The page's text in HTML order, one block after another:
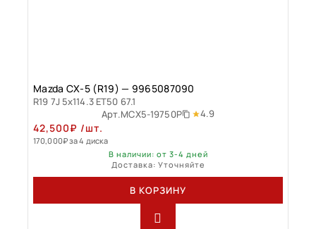
Mazda CX-5 (R19) — 9965087090
R19 7J 5x114.3 ET50 67.1
Арт.MCX5-19750P 4.9
42,500₽ /шт.
170,000₽за 4 диска
В наличии: от 3-4 дней
Доставка: Уточняйте
В КОРЗИНУ